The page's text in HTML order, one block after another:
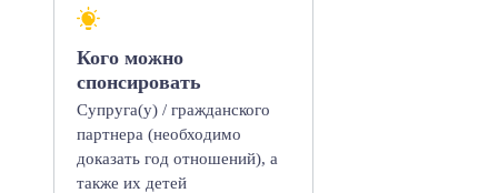
Кого можно
спонсировать
Супруга(у) / гражданского
партнера (необходимо
доказать год отношений), а
также их детей